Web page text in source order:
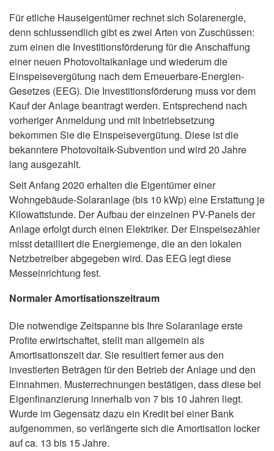
Für etliche Hauseigentümer rechnet sich Solarenergie,
denn schlussendlich gibt es zwei Arten von Zuschüssen:
zum einen die Investitionsförderung für die Anschaffung
einer neuen Photovoltaikanlage und wiederum die
Einspeisevergütung nach dem Erneuerbare-Energien-
Gesetzes (EEG). Die Investitionsförderung muss vor dem
Kauf der Anlage beantragt werden. Entsprechend nach
vorheriger Anmeldung und mit Inbetriebsetzung
bekommen Sie die Einspeisevergütung. Diese ist die
bekanntere Photovoltaik-Subvention und wird 20 Jahre
lang ausgezahlt.
Seit Anfang 2020 erhalten die Eigentümer einer
Wohngebäude-Solaranlage (bis 10 kWp) eine Erstattung je
Kilowattstunde. Der Aufbau der einzelnen PV-Panels der
Anlage erfolgt durch einen Elektriker. Der Einspeisezähler
misst detailliert die Energiemenge, die an den lokalen
Netzbetreiber abgegeben wird. Das EEG legt diese
Messeinrichtung fest.
Normaler Amortisationszeitraum
Die notwendige Zeitspanne bis Ihre Solaranlage erste
Profite erwirtschaftet, stellt man allgemein als
Amortisationszeit dar. Sie resultiert ferner aus den
investierten Beträgen für den Betrieb der Anlage und den
Einnahmen. Musterrechnungen bestätigen, dass diese bei
Eigenfinanzierung innerhalb von 7 bis 10 Jahren liegt.
Wurde im Gegensatz dazu ein Kredit bei einer Bank
aufgenommen, so verlängerte sich die Amortisation locker
auf ca. 13 bis 15 Jahre.